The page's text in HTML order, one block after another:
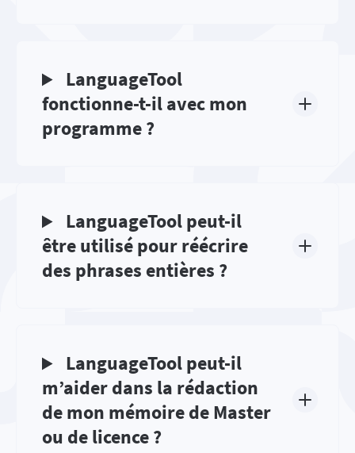
LanguageTool
fonctionne-t-il avec mon
programme ?
LanguageTool peut-il
être utilisé pour réécrire
des phrases entières ?
LanguageTool peut-il
m’aider dans la rédaction
de mon mémoire de Master
ou de licence ?